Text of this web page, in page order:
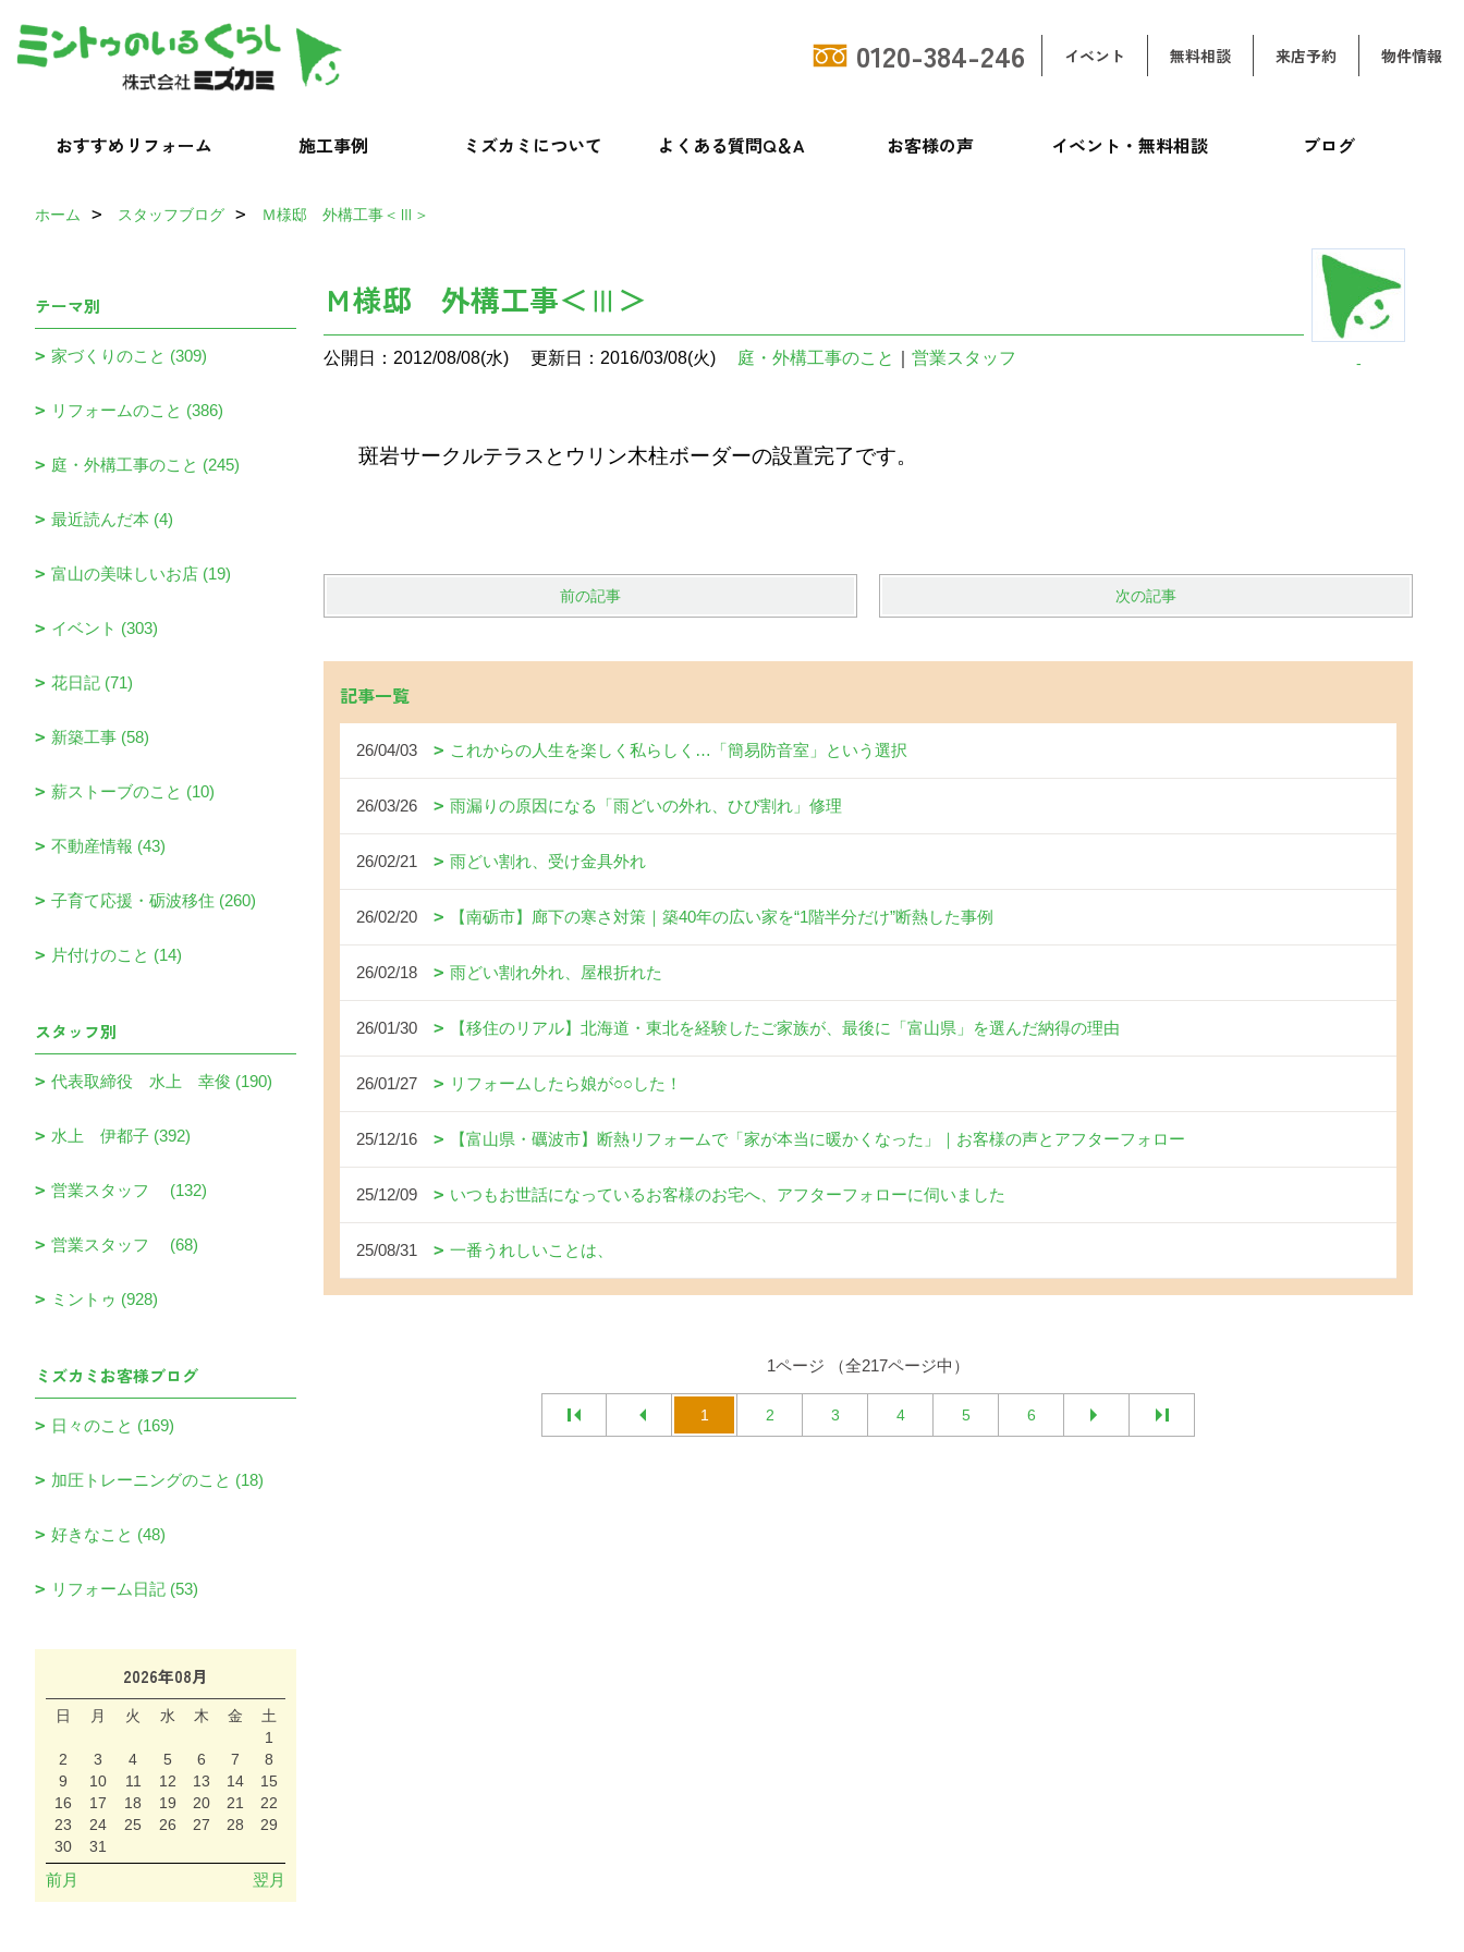
0120-384-246 イベント 無料相談 来店予約 物件情報
おすすめリフォーム 施工事例 ミズカミについて よくある質問Q＆A お客様の声 イベント・無料相談 ブログ
ホーム スタッフブログ Ｍ様邸 外構工事＜Ⅲ＞
-
Ｍ様邸 外構工事＜Ⅲ＞
公開日：2012/08/08(水) 更新日：2016/03/08(火) 庭・外構工事のこと 営業スタッフ
斑岩サークルテラスとウリン木柱ボーダーの設置完了です。
前の記事 次の記事
記事一覧
26/04/03 これからの人生を楽しく私らしく…「簡易防音室」という選択
26/03/26 雨漏りの原因になる「雨どいの外れ、ひび割れ」修理
26/02/21 雨どい割れ、受け金具外れ
26/02/20 【南砺市】廊下の寒さ対策｜築40年の広い家を“1階半分だけ”断熱した事例
26/02/18 雨どい割れ外れ、屋根折れた
26/01/30 【移住のリアル】北海道・東北を経験したご家族が、最後に「富山県」を選んだ納得の理由
26/01/27 リフォームしたら娘が○○した！
25/12/16 【富山県・礪波市】断熱リフォームで「家が本当に暖かくなった」｜お客様の声とアフターフォロー
25/12/09 いつもお世話になっているお客様のお宅へ、アフターフォローに伺いました
25/08/31 一番うれしいことは、
1ページ （全217ページ中）
1 2 3 4 5 6
テーマ別
家づくりのこと (309)
リフォームのこと (386)
庭・外構工事のこと (245)
最近読んだ本 (4)
富山の美味しいお店 (19)
イベント (303)
花日記 (71)
新築工事 (58)
薪ストーブのこと (10)
不動産情報 (43)
子育て応援・砺波移住 (260)
片付けのこと (14)
スタッフ別
代表取締役 水上 幸俊 (190)
水上 伊都子 (392)
営業スタッフ (132)
営業スタッフ (68)
ミントゥ (928)
ミズカミお客様ブログ
日々のこと (169)
加圧トレーニングのこと (18)
好きなこと (48)
リフォーム日記 (53)
2026年08月
日 月 火 水 木 金
土
1
2
3 4 5 6 7
8
9
10 11 12 13 14
15
16
17 18 19 20 21
22
23
24 25 26 27 28
29
30
31
前月 翌月